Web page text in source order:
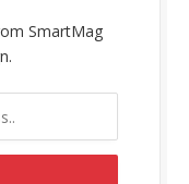
SmartMag